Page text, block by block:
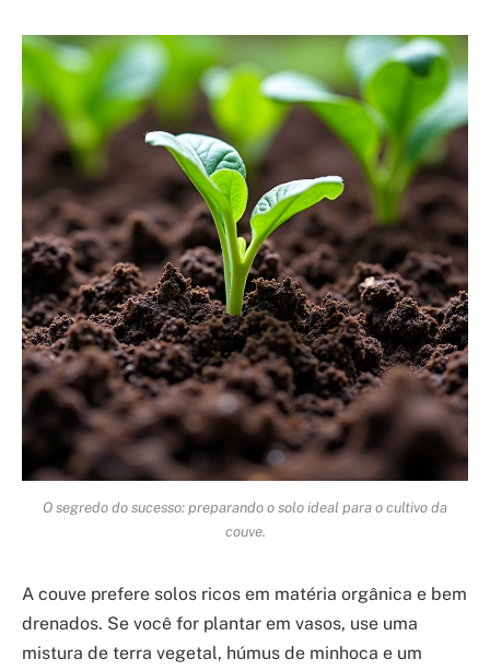
O segredo do sucesso: preparando o solo ideal para o cultivo da
couve.
A couve prefere solos ricos em matéria orgânica e bem
drenados. Se você for plantar em vasos, use uma
mistura de terra vegetal, húmus de minhoca e um